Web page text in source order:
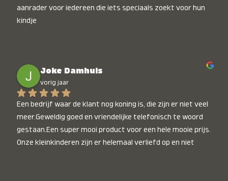
aanrader voor iedereen die iets speciaals zoekt voor hun
kindje
Joke Damhuis
vorig jaar
Een bedrijf waar de klant nog koning is, die zijn er niet veel
meer.Geweldig goed en vriendelijke telefonisch te woord
gestaan.Een super mooi product voor een hele mooie prijs.
Onze kleinkinderen zijn er helemaal verliefd op en niet